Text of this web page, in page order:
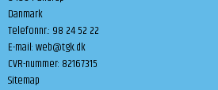
Danmark
Telefonnr.: 98 24 52 22
E-mail:web@tgk.dk
CVR-nummer: 82167315
Sitemap